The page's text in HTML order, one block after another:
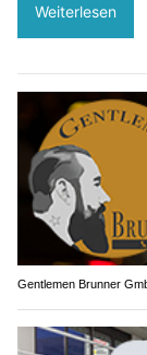
Weiterlesen
Gentlemen Brunner